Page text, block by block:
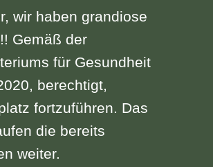
wir haben grandiose
Gemäß der
für Gesundheit
berechtigt,
fortzuführen. Das
die bereits
weiter.